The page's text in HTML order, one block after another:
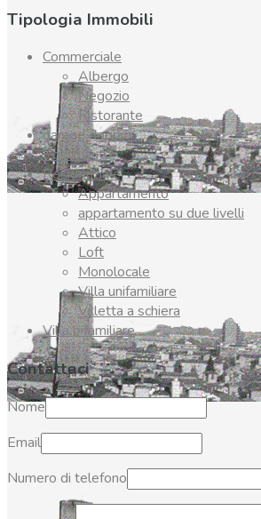
Tipologia Immobili
Commerciale
Albergo
Negozio
Ristorante
garage doppio
Posto auto
Residenziale
Appartamento
appartamento su due livelli
Attico
Loft
Monolocale
Villa unifamiliare
Villetta a schiera
Villa bifamiliare
Contattaci
Nome
Email
Numero di telefono